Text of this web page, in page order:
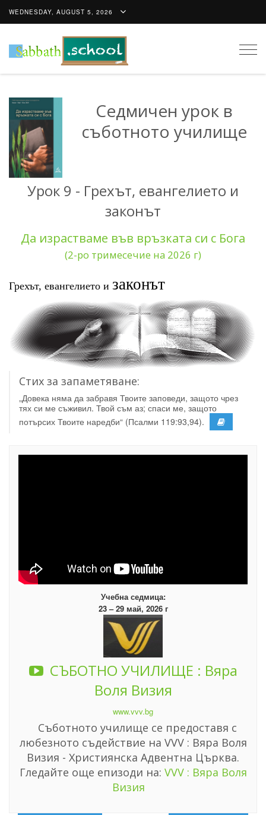
WEDNESDAY, AUGUST 5, 2026
Седмичен урок в
съботното училище
Урок 9 - Грехът, евангелието и
законът
Да израстваме във връзката си с Бога
(2-ро тримесечие на 2026 г)
Грехът, евангелието и законът
Стих за запаметяване:
„Довека няма да забравя Твоите заповеди, защото чрез
тях си ме съживил. Твой съм аз; спаси ме, защото
потърсих Твоите наредби“ (Псалми 119:93,94).
Учебна седмица:
23 – 29 май, 2026 г
СЪБОТНО УЧИЛИЩЕ : Вяра
Воля Визия
www.vvv.bg
Съботното училище се предоставя с
любезното съдействие на VVV : Вяра Воля
Визия - Християнска Адвентна Църква.
Гледайте още епизоди на: VVV : Вяра Воля
Визия